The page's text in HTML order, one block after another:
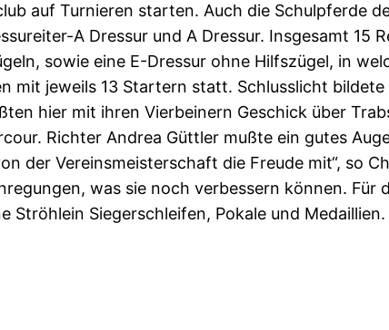
auf Turnieren starten. Auch die Schulpferde
A Dressur und A Dressur. Insgesamt 15
sowie eine E-Dressur ohne Hilfszügel, in
mit jeweils 13 Startern statt. Schlusslicht
hier mit ihren Vierbeinern Geschick über
Richter Andrea Güttler mußte ein gutes
der Vereinsmeisterschaft die Freude mit“, so
was sie noch verbessern können. Für
Siegerschleifen, Pokale und Medaillien.